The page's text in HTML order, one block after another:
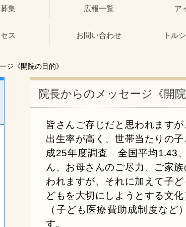
集 広報一覧 ア
ス お問い合わせ
トル
ジ《開院の目的》
院長からのメッセージ《開院
皆さんご存じだと思われます
出生率が高く、世帯当たりの
成25年度調査 全国平均1.43
ん、お母さんのご尽力、ご家
われますが、それに加えて子
どもを大切にしようとする文
（子ども医療費助成制度など
す。